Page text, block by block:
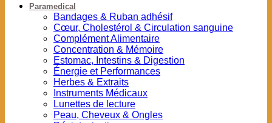
Paramedical
Bandages & Ruban adhésif
Cœur, Cholestérol & Circulation sanguine
Complément Alimentaire
Concentration & Mémoire
Estomac, Intestins & Digestion
Énergie et Performances
Herbes & Extraits
Instruments Médicaux
Lunettes de lecture
Peau, Cheveux & Ongles